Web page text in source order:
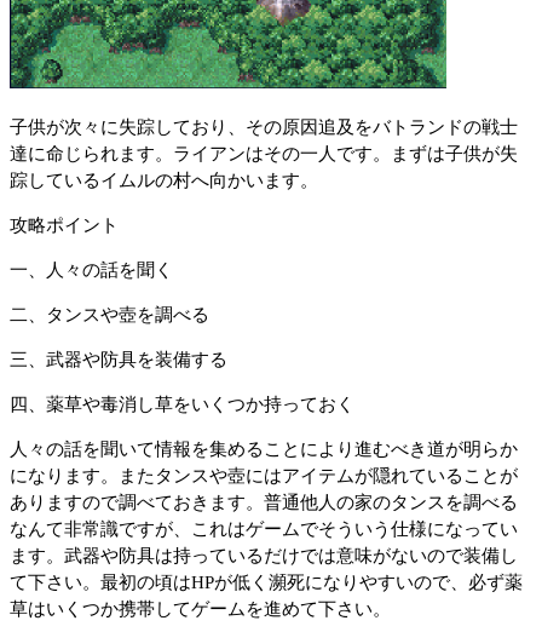
子供が次々に失踪しており、その原因追及をバトランドの戦士
達に命じられます。ライアンはその一人です。まずは子供が失
踪しているイムルの村へ向かいます。
攻略ポイント
一、人々の話を聞く
二、タンスや壺を調べる
三、武器や防具を装備する
四、薬草や毒消し草をいくつか持っておく
人々の話を聞いて情報を集めることにより進むべき道が明らか
になります。またタンスや壺にはアイテムが隠れていることが
ありますので調べておきます。普通他人の家のタンスを調べる
なんて非常識ですが、これはゲームでそういう仕様になってい
ます。武器や防具は持っているだけでは意味がないので装備し
て下さい。最初の頃はHPが低く瀕死になりやすいので、必ず薬
草はいくつか携帯してゲームを進めて下さい。